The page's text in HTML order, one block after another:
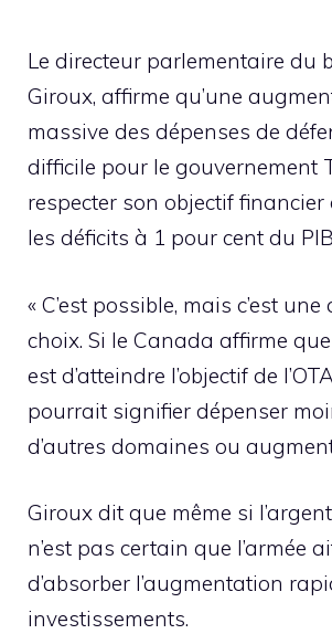
Le directeur parlementaire du
Giroux, affirme qu’une
massive des dépenses de
difficile pour le gouvernement
respecter son objectif
les déficits à 1 pour cent du
« C’est possible, mais c’est
choix. Si le Canada affirme
est d’atteindre l’objectif de
pourrait signifier dépenser
d’autres domaines ou
Giroux dit que même si
n’est pas certain que l’armée
d’absorber l’augmentation
investissements.